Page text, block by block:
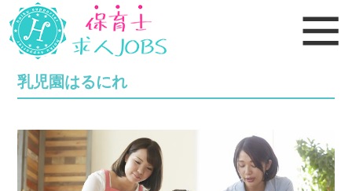
乳児園はるにれ